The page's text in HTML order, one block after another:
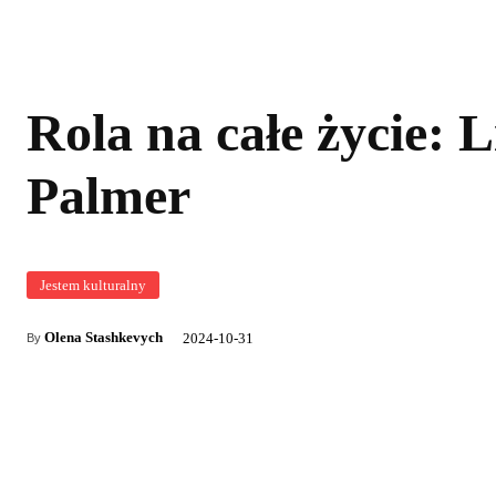
Rola na całe życie:
Palmer
Jestem kulturalny
By Olena Stashkevych 2024-10-31